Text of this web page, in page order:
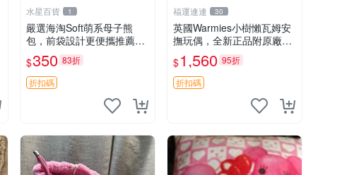
水星百貨 1
嚴選海淘Soft萌系母子熊
包，前袋設計更便攜推薦收
藏 母子熊 軟綿綿 包包
$350 83折
折扣碼
福運連連 30
英國Warmies小樹懶瓦姆安
撫玩偶，全新正品附原廠吊
牌與防塵袋，內藏薰衣草可
加熱，適合各個年齡層，冷
暖兩用享受抱抱樂趣，不容
錯過嚴選好物 溫暖 冷感
$1,560 95折
折扣碼